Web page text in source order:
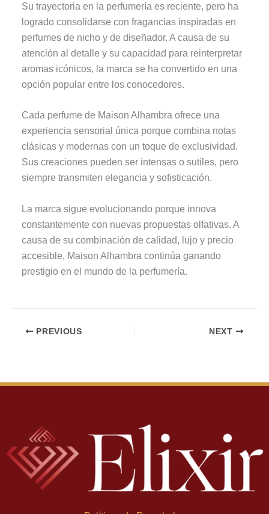
Su trayectoria en la perfumería es reciente, pero ha
logrado consolidarse con fragancias inspiradas en
perfumes de nicho y de diseñador. A causa de su
atención al detalle y su capacidad para reinterpretar
aromas icónicos, la marca se ha convertido en una
opción popular entre los conocedores.
Cada perfume de Maison Alhambra ofrece una
experiencia sensorial única porque combina notas
clásicas y modernas con un toque de exclusividad.
Sus creaciones pueden ser intensas o sutiles, pero
siempre transmiten elegancia y sofisticación.
La marca sigue evolucionando porque innova
constantemente con nuevas propuestas olfativas. A
causa de su combinación de calidad, lujo y precio
accesible, Maison Alhambra continúa ganando
prestigio en el mundo de la perfumería.
PREVIOUS NEXT